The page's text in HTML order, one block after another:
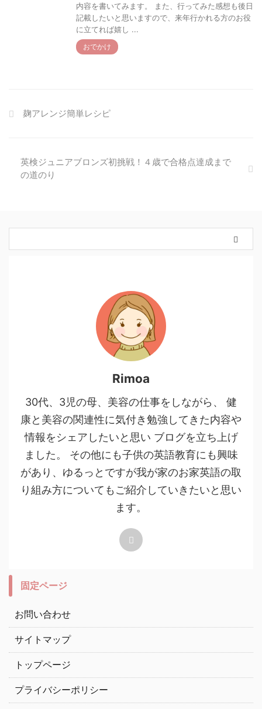
内容を書いてみます。 また、行ってみた感想も後日
記載したいと思いますので、来年行かれる方のお役
に立てれば嬉し ...
おでかけ
麹アレンジ簡単レシピ
英検ジュニアブロンズ初挑戦！４歳で合格点達成まで
の道のり
Rimoa
30代、3児の母、美容の仕事をしながら、 健
康と美容の関連性に気付き勉強してきた内容や
情報をシェアしたいと思い ブログを立ち上げ
ました。 その他にも子供の英語教育にも興味
があり、ゆるっとですが我が家のお家英語の取
り組み方についてもご紹介していきたいと思い
ます。
固定ページ
お問い合わせ
サイトマップ
トップページ
プライバシーポリシー